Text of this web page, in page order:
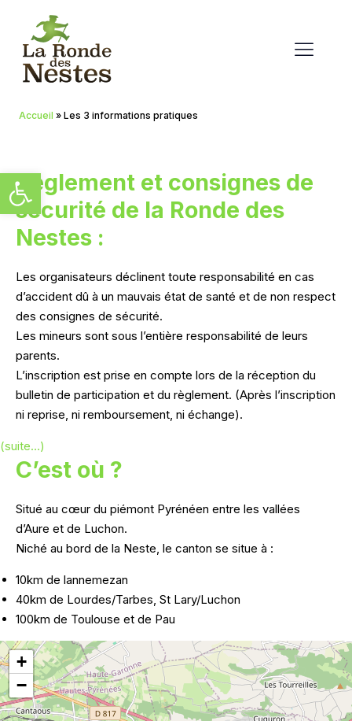
Ouvrir la barre d’outils
Accueil » Les 3 informations pratiques
Règlement et consignes de
sécurité de la Ronde des
Nestes :
Les organisateurs déclinent toute responsabilité en cas
d’accident dû à un mauvais état de santé et de non respect
des consignes de sécurité.
Les mineurs sont sous l’entière responsabilité de leurs
parents.
L’inscription est prise en compte lors de la réception du
bulletin de participation et du règlement. (Après l’inscription
ni reprise, ni remboursement, ni échange).
(suite…)
C’est où ?
Situé au cœur du piémont Pyrénéen entre les vallées
d’Aure et de Luchon.
Niché au bord de la Neste, le canton se situe à :
10km de lannemezan
40km de Lourdes/Tarbes, St Lary/Luchon
100km de Toulouse et de Pau
+
−